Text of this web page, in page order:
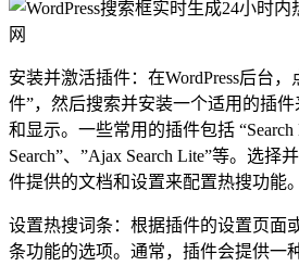
安装并激活插件：在WordPress后台，
件”，然后搜索并安装一个适用的插
和显示。一些常用的插件包括 “Search
Search”、”Ajax Search Lite”等。选择
件提供的文档和设置来配置热搜功能。
设置热搜词条：根据插件的设置页面
条功能的选项。通常，插件会提供一